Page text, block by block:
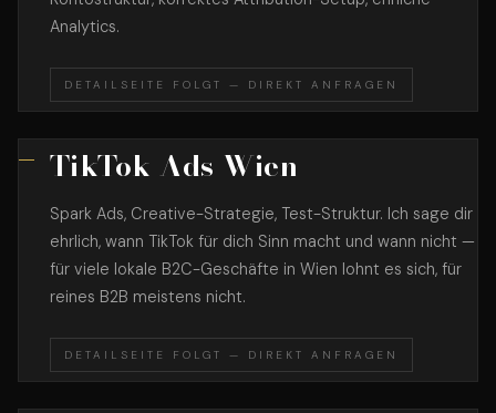
Analytics.
DETAILSEITE FOLGT — DIREKT ANFRAGEN
TikTok Ads Wien
Spark Ads, Creative-Strategie, Test-Struktur. Ich sage dir
ehrlich, wann TikTok für dich Sinn macht und wann nicht —
für viele lokale B2C-Geschäfte in Wien lohnt es sich, für
reines B2B meistens nicht.
DETAILSEITE FOLGT — DIREKT ANFRAGEN